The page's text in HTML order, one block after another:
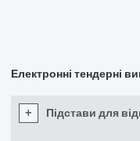
Електронні тендерні
+ Підстави для